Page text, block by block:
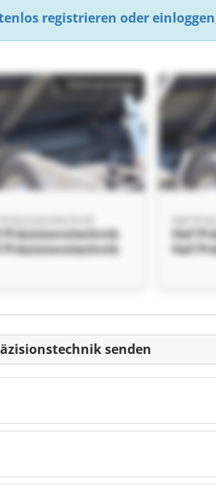
registrieren oder
Präzisionstechnik
Präzisionstechnik
Präzisionstechnik
Haf
Haf
Haf
Präzisionstechnik
Kleinanzeige
senden